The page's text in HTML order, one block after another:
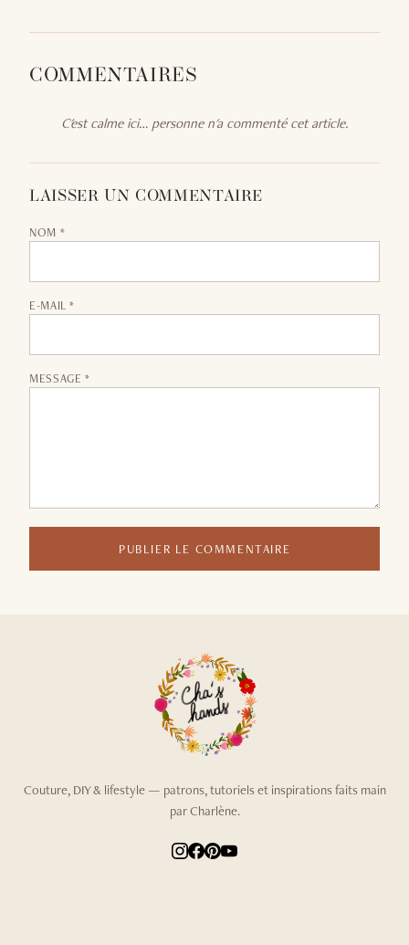
COMMENTAIRES
C'est calme ici… personne n'a commenté cet article.
LAISSER UN COMMENTAIRE
NOM *
E-MAIL *
MESSAGE *
PUBLIER LE COMMENTAIRE
Couture, DIY & lifestyle — patrons, tutoriels et inspirations faits main
par Charlène.